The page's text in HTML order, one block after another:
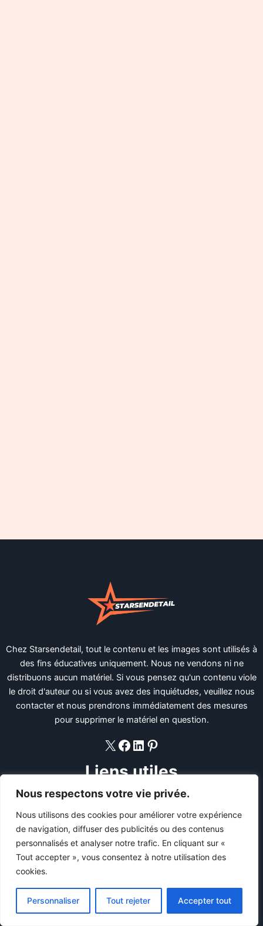
Nous respectons votre vie privée.
Nous utilisons des cookies pour améliorer votre expérience
de navigation, diffuser des publicités ou des contenus
personnalisés et analyser notre trafic. En cliquant sur «
Tout accepter », vous consentez à notre utilisation des
cookies.
Personnaliser Tout rejeter Accepter tout
Chez Starsendetail, tout le contenu et les images sont utilisés à
des fins éducatives uniquement. Nous ne vendons ni ne
distribuons aucun matériel. Si vous pensez qu'un contenu viole
le droit d'auteur ou si vous avez des inquiétudes, veuillez nous
contacter et nous prendrons immédiatement des mesures
pour supprimer le matériel en question.
X Facebook LinkedIn Pinterest
Liens utiles
Politique De Confidentialité
Termes et conditions
DMCA
Ccpa
Plan du site HTML